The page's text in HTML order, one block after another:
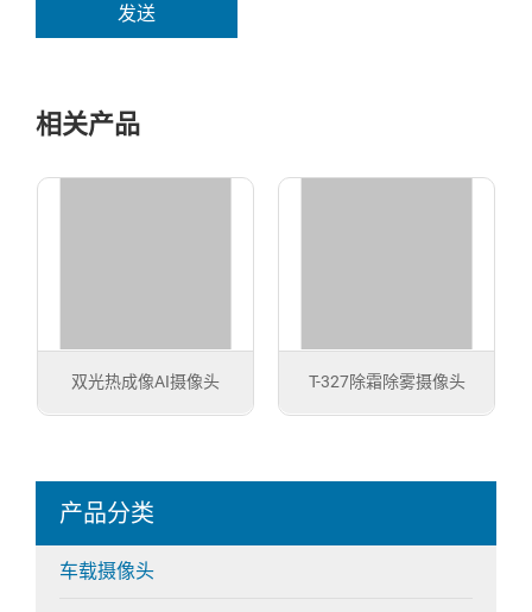
发送
相关产品
双光热成像AI摄像头 T-327除霜除雾摄像头
产品分类
车载摄像头